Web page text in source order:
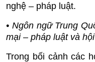
nghệ – pháp luật.
• Ngôn ngữ Trung
mại – pháp luật và
Trong bối cảnh các